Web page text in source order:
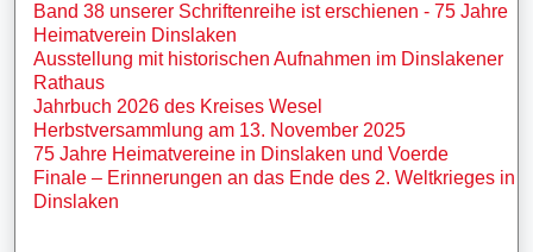
Band 38 unserer Schriftenreihe ist erschienen - 75 Jahre
Heimatverein Dinslaken
Ausstellung mit historischen Aufnahmen im Dinslakener
Rathaus
Jahrbuch 2026 des Kreises Wesel
Herbstversammlung am 13. November 2025
75 Jahre Heimatvereine in Dinslaken und Voerde
Finale – Erinnerungen an das Ende des 2. Weltkrieges in
Dinslaken